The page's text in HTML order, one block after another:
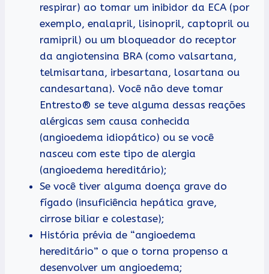
respirar) ao tomar um inibidor da ECA (por
exemplo, enalapril, lisinopril, captopril ou
ramipril) ou um bloqueador do receptor
da angiotensina BRA (como valsartana,
telmisartana, irbesartana, losartana ou
candesartana). Você não deve tomar
Entresto® se teve alguma dessas reações
alérgicas sem causa conhecida
(angioedema idiopático) ou se você
nasceu com este tipo de alergia
(angioedema hereditário);
Se você tiver alguma doença grave do
fígado (insuficiência hepática grave,
cirrose biliar e colestase);
História prévia de “angioedema
hereditário” o que o torna propenso a
desenvolver um angioedema;